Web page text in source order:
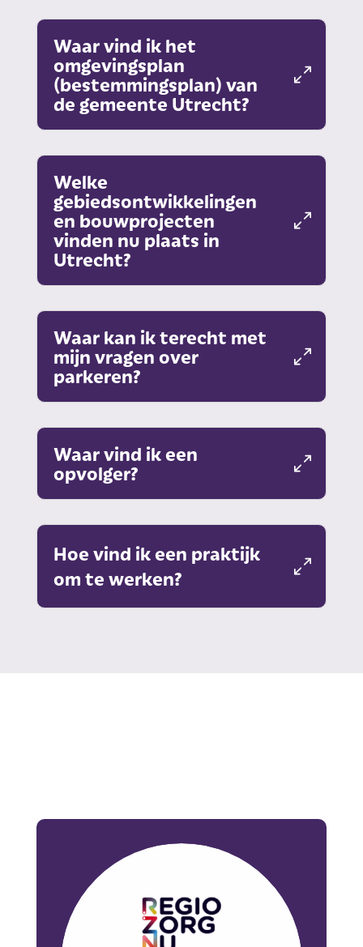
Waar vind ik het
omgevingsplan
(bestemmingsplan) van
de gemeente Utrecht?
Welke
gebiedsontwikkelingen
en bouwprojecten
vinden nu plaats in
Utrecht?
Waar kan ik terecht met
mijn vragen over
parkeren?
Waar vind ik een
opvolger?
Hoe vind ik een praktijk
om te werken?